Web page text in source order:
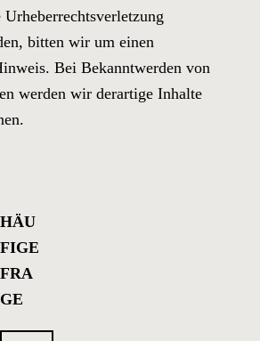
bitten wir um einen
Bei Bekanntwerden von
werden wir derartige Inhalte
HÄU
FIGE
FRA
GE